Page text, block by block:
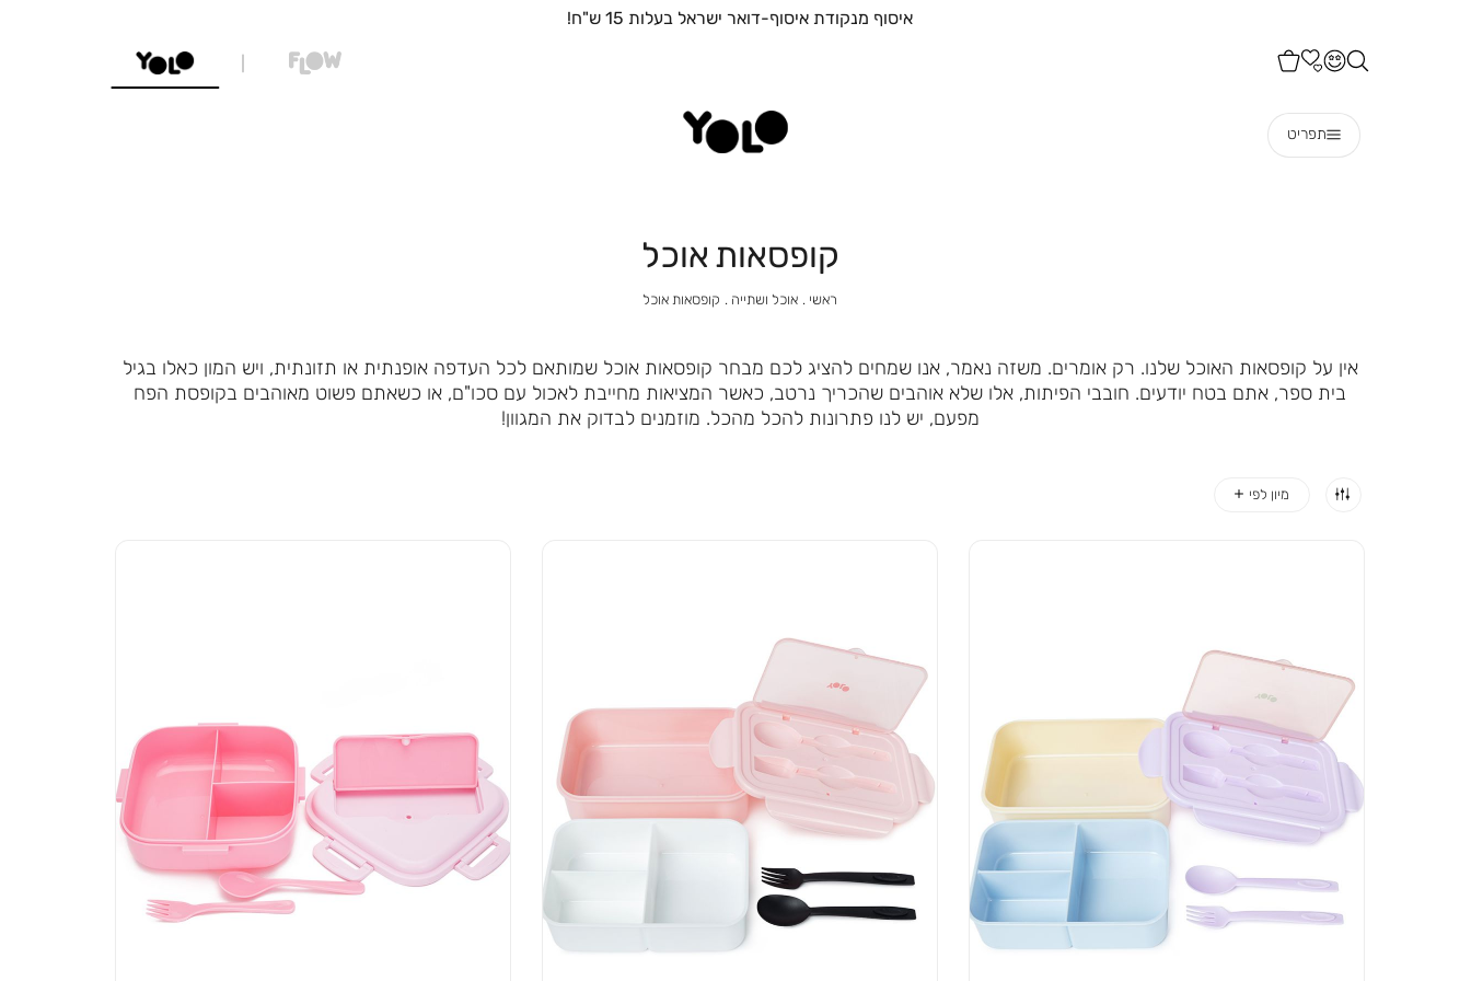
איסוף מנקודת איסוף-דואר ישראל בעלות 15 ש"ח!
תפריט
קופסאות אוכל
ראשי ראשי
אוכל ושתייה
אוכל
קופסאות אוכל
אין על קופסאות האוכל שלנו. רק אומרים. משזה נאמר, אנו שמחים להציג לכם מבחר קופסאות אוכל שמותאם לכל העדפה אופנתית או תזונתית, ויש המון כאלו בגיל
בית ספר, אתם בטח יודעים. חובבי הפיתות, אלו שלא אוהבים שהכריך נרטב, כאשר המציאות מחייבת לאכול עם סכו"ם, או כשאתם פשוט מאוהבים בקופסת הפח
מפעם, יש לנו פתרונות להכל מהכל. מוזמנים לבדוק את המגוון!